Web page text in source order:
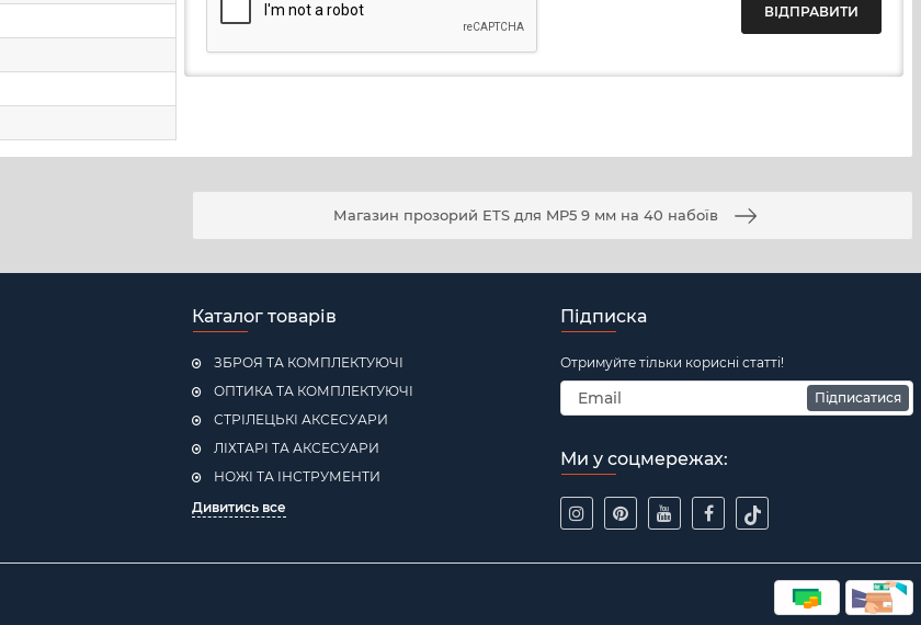
Магазин прозорий ETS для MP5 9 мм на 40 набоїв
Каталог товарів
ЗБРОЯ ТА КОМПЛЕКТУЮЧІ
ОПТИКА ТА КОМПЛЕКТУЮЧІ
СТРІЛЕЦЬКІ АКСЕСУАРИ
ЛІХТАРІ ТА АКСЕСУАРИ
НОЖІ ТА ІНСТРУМЕНТИ
Дивитись все
Підписка
Отримуйте тільки корисні статті!
Підписатися
Ми у соцмережах: